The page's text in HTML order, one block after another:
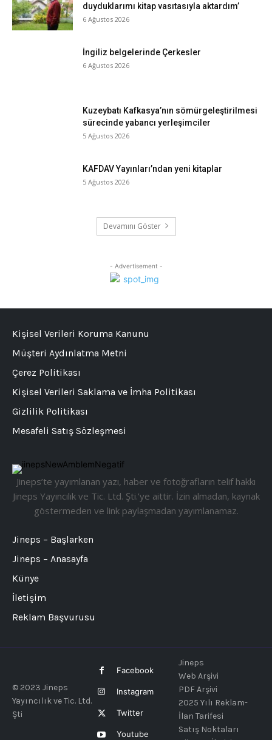
duyduklarımı kitap vasıtasıyla aktardım’
6 Ağustos 2026
İngiliz belgelerinde Çerkesler
6 Ağustos 2026
Kuzeybatı Kafkasya’nın sömürgeleştirilmesi
sürecinde yabancı yerleşimciler
5 Ağustos 2026
KAFDAV Yayınları’ndan yeni kitaplar
5 Ağustos 2026
Devamını Göster
- Advertisement -
Jineps’te yayımlanan yazı, haber ve fotoğrafların telif hakkı
Jineps Yayıncılık ve Tic. Ltd. Şti.’ye aittir. İzin almadan, kaynak
göstermeden ve link paylaşmadan yayımlanamaz.
Jineps – Başlarken
Jineps – Anasayfa
Künye
İletişim
Reklam Başvurusu
Kişisel Verileri Koruma Kanunu
Müşteri Aydınlatma Metni
Çerez Politikası
Kişisel Verileri Saklama ve İmha Politikası
Gizlilik Politikası
Mesafeli Satış Sözleşmesi
© 2023 Jineps
Yayıncılık ve Tic. Ltd.
Şti
Facebook
Instagram
Twitter
Youtube
Jineps
Web Arşivi
PDF Arşivi
2025 Yılı Reklam-
İlan Tarifesi
Satış Noktaları